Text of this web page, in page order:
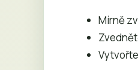
Mírně